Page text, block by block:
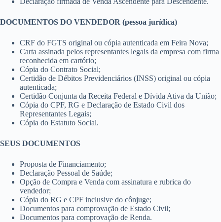
DOCUMENTOS DO VENDEDOR (pessoa jurídica)
CRF do FGTS original ou cópia autenticada em Feira Nova;
Carta assinada pelos representantes legais da empresa com firma
reconhecida em cartório;
Cópia do Contrato Social;
Certidão de Débitos Previdenciários (INSS) original ou cópia
autenticada;
Certidão Conjunta da Receita Federal e Dívida Ativa da União;
Cópia do CPF, RG e Declaração de Estado Civil dos
Representantes Legais;
Cópia do Estatuto Social.
SEUS DOCUMENTOS
Proposta de Financiamento;
Declaração Pessoal de Saúde;
Opção de Compra e Venda com assinatura e rubrica do
vendedor;
Cópia do RG e CPF inclusive do cônjuge;
Documentos para comprovação de Estado Civil;
Documentos para comprovação de Renda.